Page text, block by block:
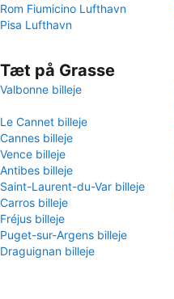
Rom Fiumicino Lufthavn
Pisa Lufthavn
Tæt på Grasse
Valbonne billeje
Le Cannet billeje
Cannes billeje
Vence billeje
Antibes billeje
Saint-Laurent-du-Var billeje
Carros billeje
Fréjus billeje
Puget-sur-Argens billeje
Draguignan billeje